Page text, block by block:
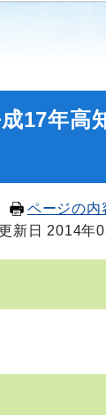
17年高
ページの内
新日 2014年